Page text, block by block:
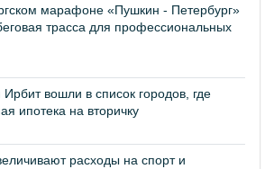
марафоне «Пушкин - Петербург»
трасса для профессиональных
вошли в список городов, где
ипотека на вторичку
расходы на спорт и